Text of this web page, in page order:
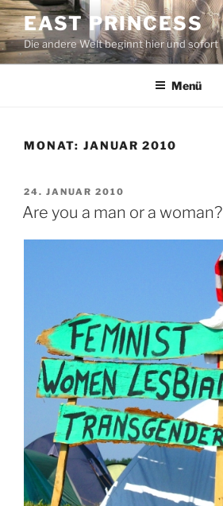
Zum
Inhalt
springen
EAST PRINCESS
Die andere Welt beginnt hier und sofort
Menü
MONAT: JANUAR 2010
VERÖFFENTLICHT
AM
24. JANUAR 2010
Are you a man or a woman?